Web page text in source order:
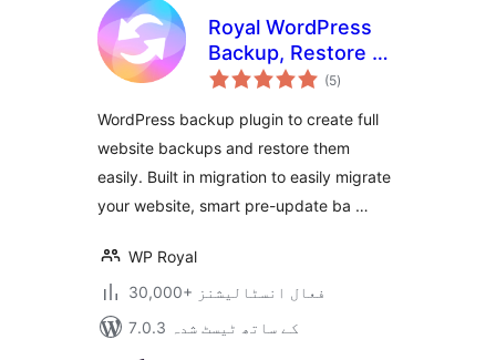
Royal WordPress
Backup, Restore &
Migration Plugin –
Sites Safely
(5مجموعی
درجہ
)
WordPress backup plugin to create full
website backups and restore them
easily. Built in migration to easily migrate
your website, smart pre-update ba …
WP Royal
30,000+ فعال انسٹالیشنز
7.0.3 کے ساتھ ٹیسٹ شدہ